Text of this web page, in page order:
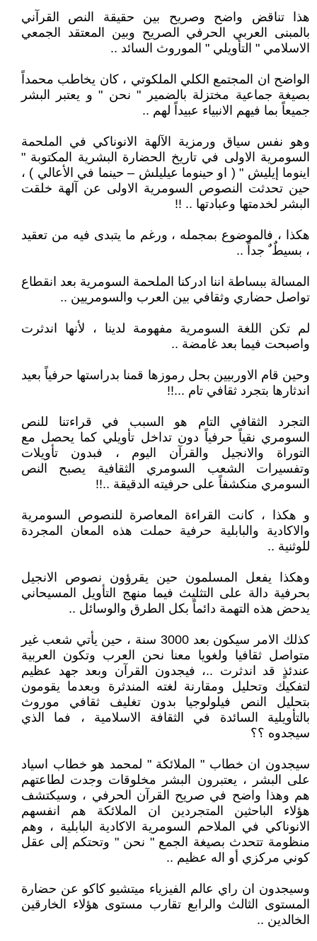
هذا تناقض واضح وصريح بين حقيقة النص القرآني
بالمبنى العربي الحرفي الصريح وبين المعتقد الجمعي
الاسلامي " التأويلي " الموروث السائد ..
الواضح ان المجتمع الكلي الملكوتي ، كان يخاطب محمداً
بصيغة جماعية مختزلة بالضمير " نحن " و يعتبر البشر
جميعاً بما فيهم الانبياء عبيداً لهم ..
وهو نفس سياق ورمزية الآلهة الانوناكي في الملحمة
السومرية الاولى في تاريخ الحضارة البشرية المكتوبة "
اينوما إيليش " ( او حينوما عيليلش – حينما في الأعالي ) ،
حين تحدثت النصوص السومرية الاولى عن آلهة خلقت
البشر لخدمتها وعبادتها .. !!
هكذا ، فالموضوع بمجمله ، ورغم ما يتبدى فيه من تعقيد
، بسيطٌ ٌ جداً ..
المسالة ببساطة اننا ادركنا الملحمة السومرية بعد انقطاع
تواصل حضاري وثقافي بين العرب والسومريين ..
لم تكن اللغة السومرية مفهومة لدينا ، لأنها اندثرت
واصبحت فيما بعد غامضة ..
وحين قام الاوربيين بحل رموزها قمنا بدراستها حرفياً بعيد
اندثارها بتجرد ثقافي تام ...!!
التجرد الثقافي التام هو السبب في قراءتنا للنص
السومري نقياً حرفياً دون تداخل تأويلي كما يحصل مع
التوراة والانجيل والقرآن اليوم ، فبدون تأويلات
وتفسيرات الشعب السومري الثقافية يصبح النص
السومري منكشفاً على حرفيته الدقيقة ..!!
و هكذا ، كانت القراءة المعاصرة للنصوص السومرية
والاكادية والبابلية حرفية حملت هذه المعان المجردة
للوثنية ..
وهكذا يفعل المسلمون حين يقرؤون نصوص الانجيل
بحرفية دالة على التثليث فيما منهج التأويل المسيحاني
يدحض هذه التهمة دائماً بكل الطرق والوسائل ..
كذلك الامر سيكون بعد 3000 سنة ، حين يأتي شعب غير
متواصل ثقافيا ولغويا معنا نحن العرب وتكون العربية
عندئذٍ قد اندثرت ..، فيجدون القرآن وبعد جهد عظيم
لتفكيك وتحليل ومقارنة لغته المندثرة وبعدما يقومون
بتحليل النص فيلولوجيا بدون تغليف ثقافي موروث
بالتأويلية السائدة في الثقافة الاسلامية ، فما الذي
سيجدوه ؟؟
سيجدون ان خطاب " الملائكة " لمحمد هو خطاب اسياد
على البشر ، يعتبرون البشر مخلوقات وجدت لطاعتهم
هم وهذا واضح في صريح القرآن الحرفي ، وسيكتشف
هؤلاء الباحثين المتجردين ان الملائكة هم انفسهم
الانوناكي في الملاحم السومرية الاكادية البابلية ، وهم
منظومة تتحدث بصيغة الجمع " نحن " وتحتكم إلى عقل
كوني مركزي أو اله عظيم ..
وسيجدون ان راي عالم الفيزياء ميتشيو كاكو عن حضارة
المستوى الثالث والرابع تقارب مستوى هؤلاء الخارقين
الخالدين ..